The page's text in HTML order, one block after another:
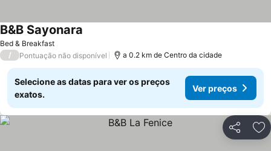
Bed & Breakfast
B&B Sayonara
/ Pontuação não disponível a 0.2 km de Centro da cidade
Selecione as datas para ver os preços
exatos.
Ver preços
Partilhar